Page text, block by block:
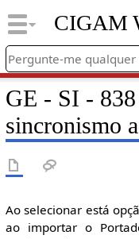
CIGAM
GE - SI -
sincronismo
Ao selecionar está
ao importar o